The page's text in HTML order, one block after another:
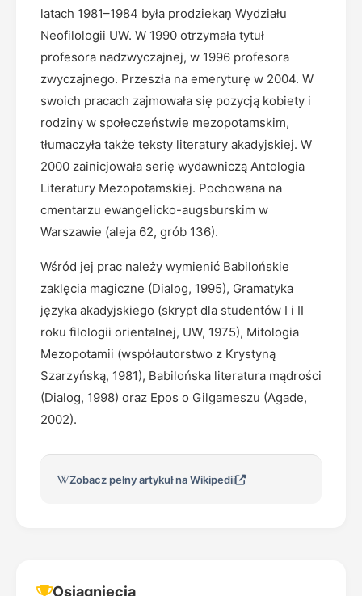
latach 1981–1984 była prodziekan̨ Wydziału
Neofilologii UW. W 1990 otrzymała tytuł
profesora nadzwyczajnej, w 1996 profesora
zwyczajnego. Przeszła na emeryturę w 2004. W
swoich pracach zajmowała się pozycją kobiety i
rodziny w społeczeństwie mezopotamskim,
tłumaczyła także teksty literatury akadyjskiej. W
2000 zainicjowała serię wydawniczą Antologia
Literatury Mezopotamskiej. Pochowana na
cmentarzu ewangelicko-augsburskim w
Warszawie (aleja 62, grób 136).
Wśród jej prac należy wymienić Babilońskie
zaklęcia magiczne (Dialog, 1995), Gramatyka
języka akadyjskiego (skrypt dla studentów I i II
roku filologii orientalnej, UW, 1975), Mitologia
Mezopotamii (współautorstwo z Krystyną
Szarzyńską, 1981), Babilońska literatura mądrości
(Dialog, 1998) oraz Epos o Gilgameszu (Agade,
2002).
Zobacz pełny artykuł na Wikipedii
Osiągnięcia